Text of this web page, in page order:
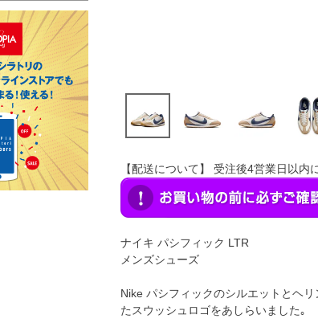
【配送について】 受注後4営業日以内
ナイキ パシフィック LTR
メンズシューズ
Nike パシフィックのシルエットとヘ
たスウッシュロゴをあしらいました｡